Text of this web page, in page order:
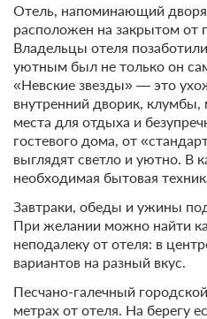
Отель, напоминающий
расположен на закрытом от
Владельцы отеля
уютным был не только он
«Невские звезды» — это
внутренний дворик,
места для отдыха и
гостевого дома, от
выглядят светло и уютно. В
необходимая бытовая
Завтраки, обеды и ужины
При желании можно найти
неподалеку от отеля: в
вариантов на разный вкус.
Песчано-галечный
метрах от отеля. На берегу